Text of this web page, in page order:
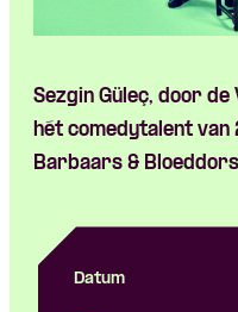
Sezgin Güleç, door de
hét comedytalent van
Barbaars &
Datum